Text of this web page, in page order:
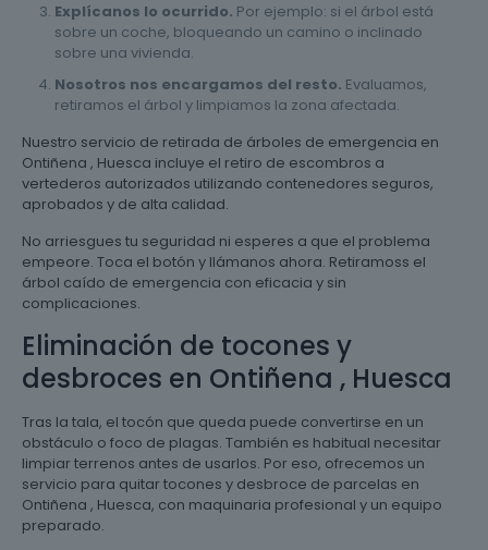
Explícanos lo ocurrido. Por ejemplo: si el árbol está
sobre un coche, bloqueando un camino o inclinado
sobre una vivienda.
Nosotros nos encargamos del resto. Evaluamos,
retiramos el árbol y limpiamos la zona afectada.
Nuestro servicio de retirada de árboles de emergencia en
Ontiñena , Huesca incluye el retiro de escombros a
vertederos autorizados utilizando contenedores seguros,
aprobados y de alta calidad.
No arriesgues tu seguridad ni esperes a que el problema
empeore. Toca el botón y llámanos ahora. Retiramoss el
árbol caído de emergencia con eficacia y sin
complicaciones.
Eliminación de tocones y
desbroces en Ontiñena , Huesca
Tras la tala, el tocón que queda puede convertirse en un
obstáculo o foco de plagas. También es habitual necesitar
limpiar terrenos antes de usarlos. Por eso, ofrecemos un
servicio para quitar tocones y desbroce de parcelas en
Ontiñena , Huesca, con maquinaria profesional y un equipo
preparado.